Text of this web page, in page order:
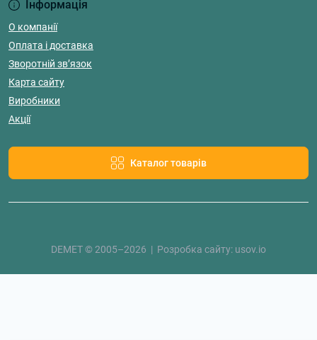
Інформація
О компанії
Оплата і доставка
Зворотній зв’язок
Карта сайту
Виробники
Акції
Каталог товарів
DEMET © 2005–2026 | Розробка сайту: usov.io